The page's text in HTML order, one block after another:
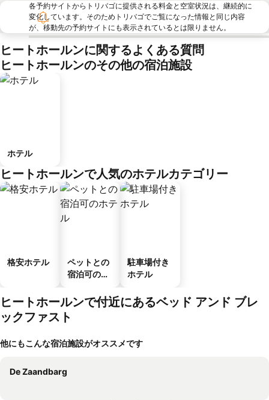
各予約サイトからトリバゴに提供される料金と空室状況は、継続的に
変化しています。そのためトリバゴでご覧になった情報と同じ内容
が、移動先の予約サイトにも表示されているとは限りません。
ヒートホールンに関するよくある質問
ヒートホールンのその他の宿泊施設
ホテル
ヒートホールンで人気のホテルカテゴリー
格安ホテル
ペットとの
宿泊可のホ
駐車場付き
ホテル
ヒートホールンで付近にあるベッド アンド ブレ
ックファスト
他にもこんな宿泊施設がオススメです
De Zaandbarg